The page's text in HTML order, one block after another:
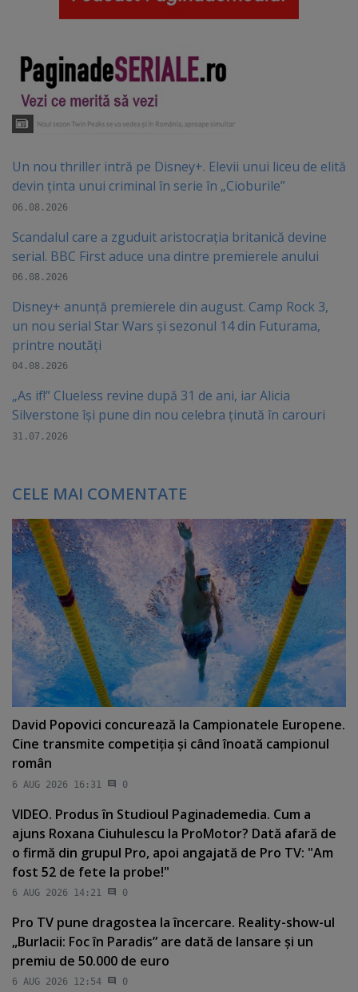
Un nou thriller intră pe Disney+. Elevii unui liceu de elită
devin ținta unui criminal în serie în „Cioburile”
06.08.2026
Scandalul care a zguduit aristocrația britanică devine
serial. BBC First aduce una dintre premierele anului
06.08.2026
Disney+ anunță premierele din august. Camp Rock 3,
un nou serial Star Wars și sezonul 14 din Futurama,
printre noutăți
04.08.2026
„As if!” Clueless revine după 31 de ani, iar Alicia
Silverstone își pune din nou celebra ținută în carouri
31.07.2026
CELE MAI COMENTATE
David Popovici concurează la Campionatele Europene.
Cine transmite competiţia şi când înoată campionul
român
6 AUG 2026 16:31 0
VIDEO. Produs în Studioul Paginademedia. Cum a
ajuns Roxana Ciuhulescu la ProMotor? Dată afară de
o firmă din grupul Pro, apoi angajată de Pro TV: "Am
fost 52 de fete la probe!"
6 AUG 2026 14:21 0
Pro TV pune dragostea la încercare. Reality-show-ul
„Burlacii: Foc în Paradis” are dată de lansare şi un
premiu de 50.000 de euro
6 AUG 2026 12:54 0